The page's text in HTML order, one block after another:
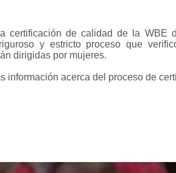
certificación de calidad de la WBE
y estricto proceso que
dirigidas por mujeres.
información acerca del proceso de